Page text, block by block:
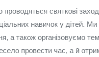
святкові
навичок у дітей. Ми
а також організовуємо
провести час, а й